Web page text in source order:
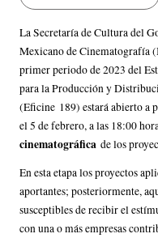
La Secretaría de Cultura del
Mexicano de Cinematografía
primer periodo de 2023 del
para la Producción y
(Eficine 189) estará abierto a
el 5 de febrero, a las 18:00
cinematográfica de los
En esta etapa los proyectos
aportantes; posteriormente,
susceptibles de recibir el
con una o más empresas